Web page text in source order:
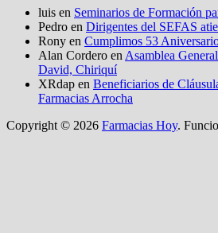
luis en Seminarios de Formación
Pedro en Dirigentes del SEFAS
Rony en Cumplimos 53
Alan Cordero enAsamblea
David, Chiriquí
XRdap en Beneficiarios de
Farmacias Arrocha
Copyright © 2026 Farmacias Hoy.